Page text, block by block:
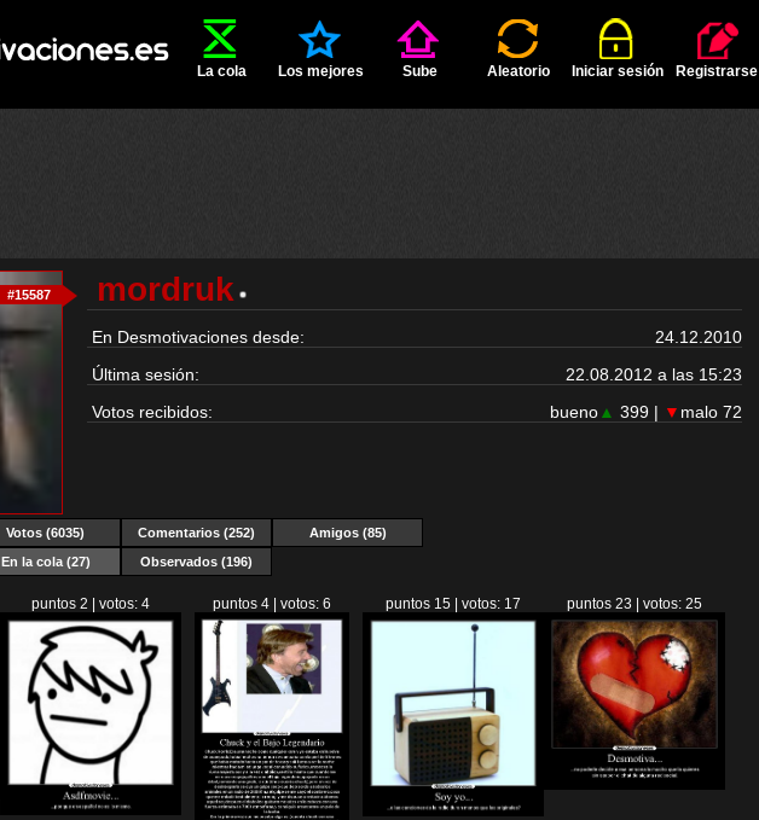
La cola Los mejores Sube Aleatorio Iniciar sesión Registrarse
#15587 mordruk
En Desmotivaciones desde:
24.12.2010
Última sesión:
22.08.2012 a las 15:23
Votos recibidos:
bueno▲ 399 | ▼ malo 72
Votos (6035) Comentarios (252)
Amigos (85)
En la cola(27) Observados (196)
puntos 2 | votos: 4 puntos 4 | votos: 6 puntos 15 | votos: 17 puntos 23 | votos: 25